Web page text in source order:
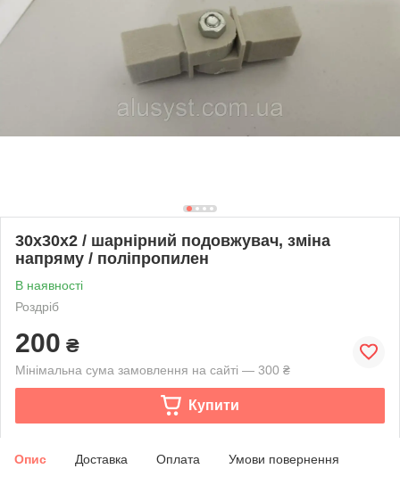
30х30х2 / шарнірний подовжувач, зміна
напряму / поліпропилен
В наявності
Роздріб
200 ₴
Мінімальна сума замовлення на сайті — 300 ₴
Купити
Опис Доставка Оплата Умови повернення